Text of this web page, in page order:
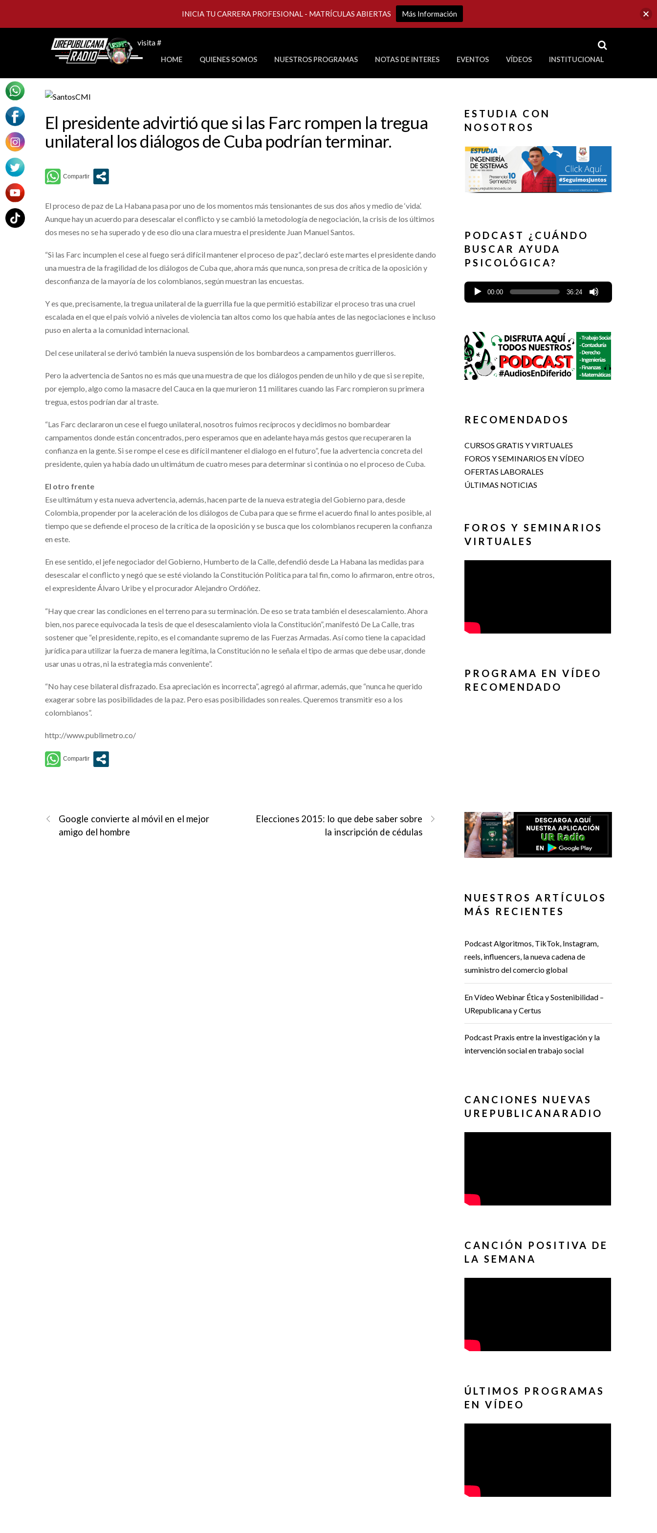
visita # RSS
HOME QUIENES SOMOS NUESTROS PROGRAMAS NOTAS DE INTERES EVENTOS VÍDEOS INSTITUCIONAL
El presidente advirtió que si las Farc rompen la tregua
unilateral los diálogos de Cuba podrían terminar.
El proceso de paz de La Habana pasa por uno de los momentos más tensionantes de sus dos años y medio de ‘vida’.
Aunque hay un acuerdo para desescalar el conflicto y se cambió la metodología de negociación, la crisis de los últimos
dos meses no se ha superado y de eso dio una clara muestra el presidente Juan Manuel Santos.
“Si las Farc incumplen el cese al fuego será difícil mantener el proceso de paz”, declaró este martes el presidente dando
una muestra de la fragilidad de los diálogos de Cuba que, ahora más que nunca, son presa de crítica de la oposición y
desconfianza de la mayoría de los colombianos, según muestran las encuestas.
Y es que, precisamente, la tregua unilateral de la guerrilla fue la que permitió estabilizar el proceso tras una cruel
escalada en el que el país volvió a niveles de violencia tan altos como los que había antes de las negociaciones e incluso
puso en alerta a la comunidad internacional.
Del cese unilateral se derivó también la nueva suspensión de los bombardeos a campamentos guerrilleros.
Pero la advertencia de Santos no es más que una muestra de que los diálogos penden de un hilo y de que si se repite,
por ejemplo, algo como la masacre del Cauca en la que murieron 11 militares cuando las Farc rompieron su primera
tregua, estos podrían dar al traste.
“Las Farc declararon un cese el fuego unilateral, nosotros fuimos recíprocos y decidimos no bombardear
campamentos donde están concentrados, pero esperamos que en adelante haya más gestos que recuperaren la
confianza en la gente. Si se rompe el cese es difícil mantener el dialogo en el futuro”, fue la advertencia concreta del
presidente, quien ya había dado un ultimátum de cuatro meses para determinar si continúa o no el proceso de Cuba.
El otro frente
Ese ultimátum y esta nueva advertencia, además, hacen parte de la nueva estrategia del Gobierno para, desde
Colombia, propender por la aceleración de los diálogos de Cuba para que se firme el acuerdo final lo antes posible, al
tiempo que se defiende el proceso de la crítica de la oposición y se busca que los colombianos recuperen la confianza
en este.
En ese sentido, el jefe negociador del Gobierno, Humberto de la Calle, defendió desde La Habana las medidas para
desescalar el conflicto y negó que se esté violando la Constitución Política para tal fin, como lo afirmaron, entre otros,
el expresidente Álvaro Uribe y el procurador Alejandro Ordóñez.
“Hay que crear las condiciones en el terreno para su terminación. De eso se trata también el desescalamiento. Ahora
bien, nos parece equivocada la tesis de que el desescalamiento viola la Constitución”, manifestó De La Calle, tras
sostener que “el presidente, repito, es el comandante supremo de las Fuerzas Armadas. Así como tiene la capacidad
jurídica para utilizar la fuerza de manera legítima, la Constitución no le señala el tipo de armas que debe usar, donde
usar unas u otras, ni la estrategia más conveniente”.
“No hay cese bilateral disfrazado. Esa apreciación es incorrecta”, agregó al afirmar, además, que “nunca he querido
exagerar sobre las posibilidades de la paz. Pero esas posibilidades son reales. Queremos transmitir eso a los
colombianos”.
http://www.publimetro.co/
Google convierte al móvil en el mejor
amigo del hombre
Elecciones 2015: lo que debe saber sobre
la inscripción de cédulas
ESTUDIA CON
NOSOTROS
PODCAST ¿CUÁNDO
BUSCAR AYUDA
PSICOLÓGICA?
00:00 36:24
RECOMENDADOS
CURSOS GRATIS Y VIRTUALES
FOROS Y SEMINARIOS EN VÍDEO
OFERTAS LABORALES
ÚLTIMAS NOTICIAS
FOROS Y SEMINARIOS
VIRTUALES
PROGRAMA EN VÍDEO
RECOMENDADO
NUESTROS ARTÍCULOS
MÁS RECIENTES
Podcast Algoritmos, TikTok, Instagram,
reels, influencers, la nueva cadena de
suministro del comercio global
En Vídeo Webinar Ética y Sostenibilidad –
URepublicana y Certus
Podcast Praxis entre la investigación y la
intervención social en trabajo social
CANCIONES NUEVAS
UREPUBLICANARADIO
CANCIÓN POSITIVA DE
LA SEMANA
ÚLTIMOS PROGRAMAS
EN VÍDEO
INICIA TU CARRERA PROFESIONAL - MATRÍCULAS ABIERTAS Más Información